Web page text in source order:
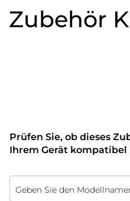
Zubehör
Prüfen Sie, ob dieses
Ihrem Gerät kompatibel